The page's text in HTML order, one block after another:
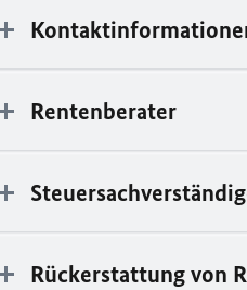
Rentenberater
Rückerstattung von